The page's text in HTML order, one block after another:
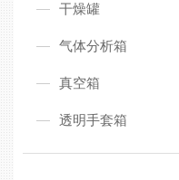
干燥罐
气体分析箱
真空箱
透明手套箱